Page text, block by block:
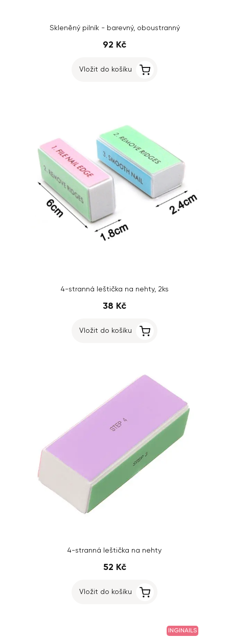
Skleněný pilník - barevný, oboustranný
92 Kč
Vložit do košíku
4-stranná leštička na nehty, 2ks
38 Kč
Vložit do košíku
4-stranná leštička na nehty
52 Kč
Vložit do košíku
INGINAILS